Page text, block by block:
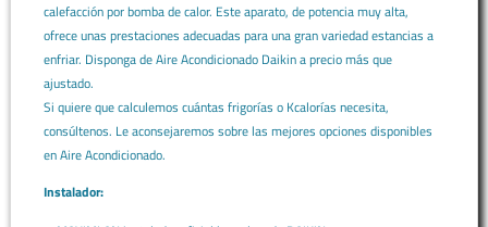
calefacción por bomba de calor. Este aparato, de potencia muy alta,
ofrece unas prestaciones adecuadas para una gran variedad estancias a
enfriar. Disponga de Aire Acondicionado Daikin a precio más que
ajustado.
Si quiere que calculemos cuántas frigorías o Kcalorías necesita,
consúltenos. Le aconsejaremos sobre las mejores opciones disponibles
en Aire Acondicionado.
Instalador: